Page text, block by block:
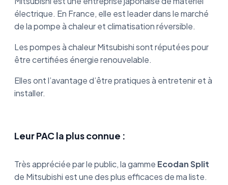
électrique. En France, elle est leader dans le marché
de la pompe à chaleur et climatisation réversible.
Les pompes à chaleur Mitsubishi sont réputées pour
être certifiées énergie renouvelable.
Elles ont l’avantage d’être pratiques à entretenir et à
installer.
Leur PAC la plus connue :
Très appréciée par le public, la gamme Ecodan Split
de Mitsubishi est une des plus efficaces de ma liste.